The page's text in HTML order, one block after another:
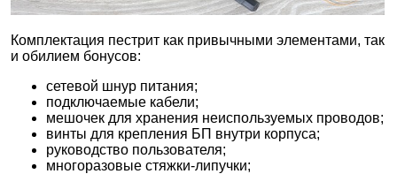
Комплектация пестрит как привычными элементами, так
и обилием бонусов:
сетевой шнур питания;
подключаемые кабели;
мешочек для хранения неиспользуемых проводов;
винты для крепления БП внутри корпуса;
руководство пользователя;
многоразовые стяжки-липучки;